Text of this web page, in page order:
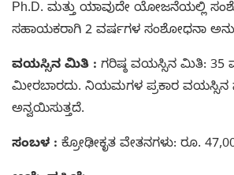
Ph.D. ಮತ್ತು ಯಾವುದೇ ಯೋಜನೆಯಲ್ಲಿ
ಸಹಾಯಕರಾಗಿ 2 ವರ್ಷಗಳ ಸಂಶೋಧನಾ
ವಯಸ್ಸಿನ ಮಿತಿ : ಗರಿಷ್ಠ ವಯಸ್ಸಿನ ಮಿತಿ: 35
ಮೀರಬಾರದು. ನಿಯಮಗಳ ಪ್ರಕಾರ ವಯಸ್ಸಿನ
ಅನ್ವಯಿಸುತ್ತದೆ.
ಸಂಬಳ : ಕ್ರೋಢೀಕೃತ ವೇತನಗಳು: ರೂ.